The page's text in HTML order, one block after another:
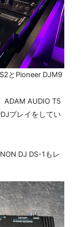
と Pioneer DJM9
ADAM AUDIO T5
DJプレイをしてい
DJ DS-1 もレ